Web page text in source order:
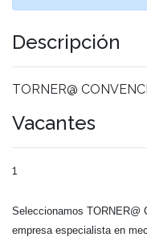
Descripción
TORNER@
Vacantes
1
Seleccionamos TORNER@
empresa especialista en